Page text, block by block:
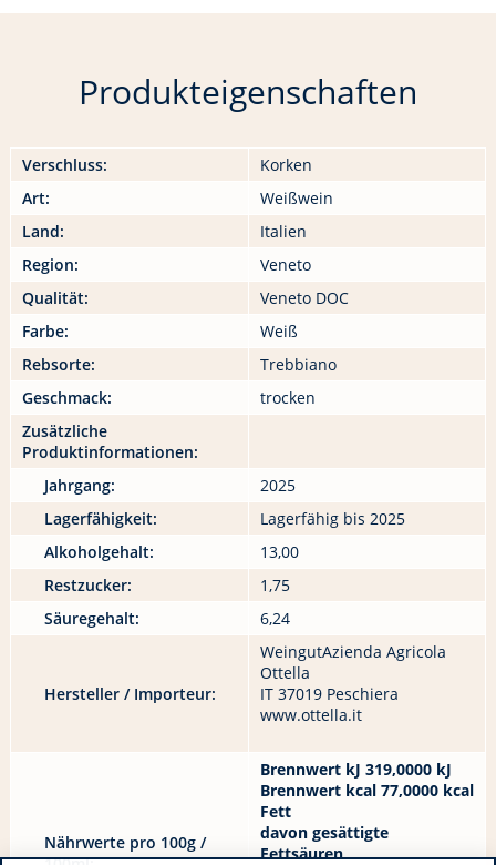
Produkteigenschaften
Verschluss:
Korken
Art:
Weißwein
Land:
Italien
Region:
Veneto
Qualität:
Veneto DOC
Farbe:
Weiß
Rebsorte:
Trebbiano
Geschmack:
trocken
Zusätzliche
Produktinformationen:
Jahrgang:
2025
Lagerfähigkeit:
Lagerfähig bis 2025
Alkoholgehalt:
13,00
Restzucker:
1,75
Säuregehalt:
6,24
Hersteller / Importeur:
WeingutAzienda Agricola
Ottella
IT 37019 Peschiera
www.ottella.it
Nährwerte pro 100g /
Brennwert kJ 319,0000 kJ
Brennwert kcal 77,0000 kcal
Fett
davon gesättigte
Fettsäuren